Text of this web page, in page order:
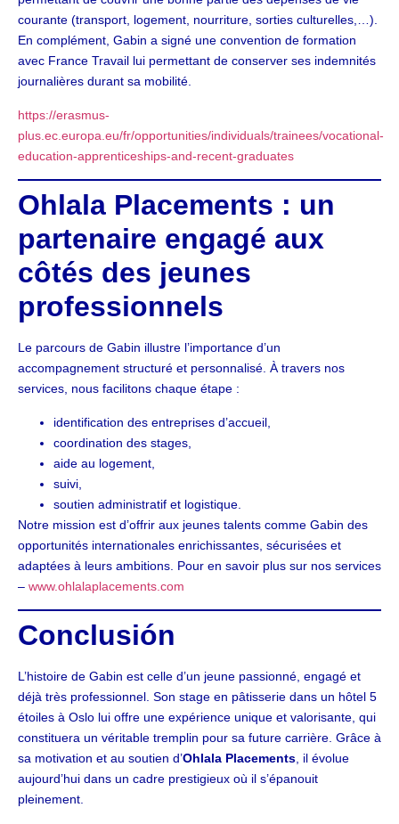
courante (transport, logement, nourriture, sorties culturelles,…).
En complément, Gabin a signé une convention de formation
avec France Travail lui permettant de conserver ses indemnités
journalières durant sa mobilité.
https://erasmus-
plus.ec.europa.eu/fr/opportunities/individuals/trainees/vocational-
education-apprenticeships-and-recent-graduates
Ohlala Placements : un
partenaire engagé aux
côtés des jeunes
professionnels
Le parcours de Gabin illustre l’importance d’un
accompagnement structuré et personnalisé. À travers nos
services, nous facilitons chaque étape :
identification des entreprises d’accueil,
coordination des stages,
aide au logement,
suivi,
soutien administratif et logistique.
Notre mission est d’offrir aux jeunes talents comme Gabin des
opportunités internationales enrichissantes, sécurisées et
adaptées à leurs ambitions. Pour en savoir plus sur nos services
– www.ohlalaplacements.com
Conclusión
L’histoire de Gabin est celle d’un jeune passionné, engagé et
déjà très professionnel. Son stage en pâtisserie dans un hôtel 5
étoiles à Oslo lui offre une expérience unique et valorisante, qui
constituera un véritable tremplin pour sa future carrière. Grâce à
sa motivation et au soutien d’Ohlala Placements , il évolue
aujourd’hui dans un cadre prestigieux où il s’épanouit
pleinement.